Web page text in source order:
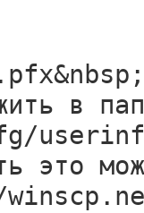
в
это